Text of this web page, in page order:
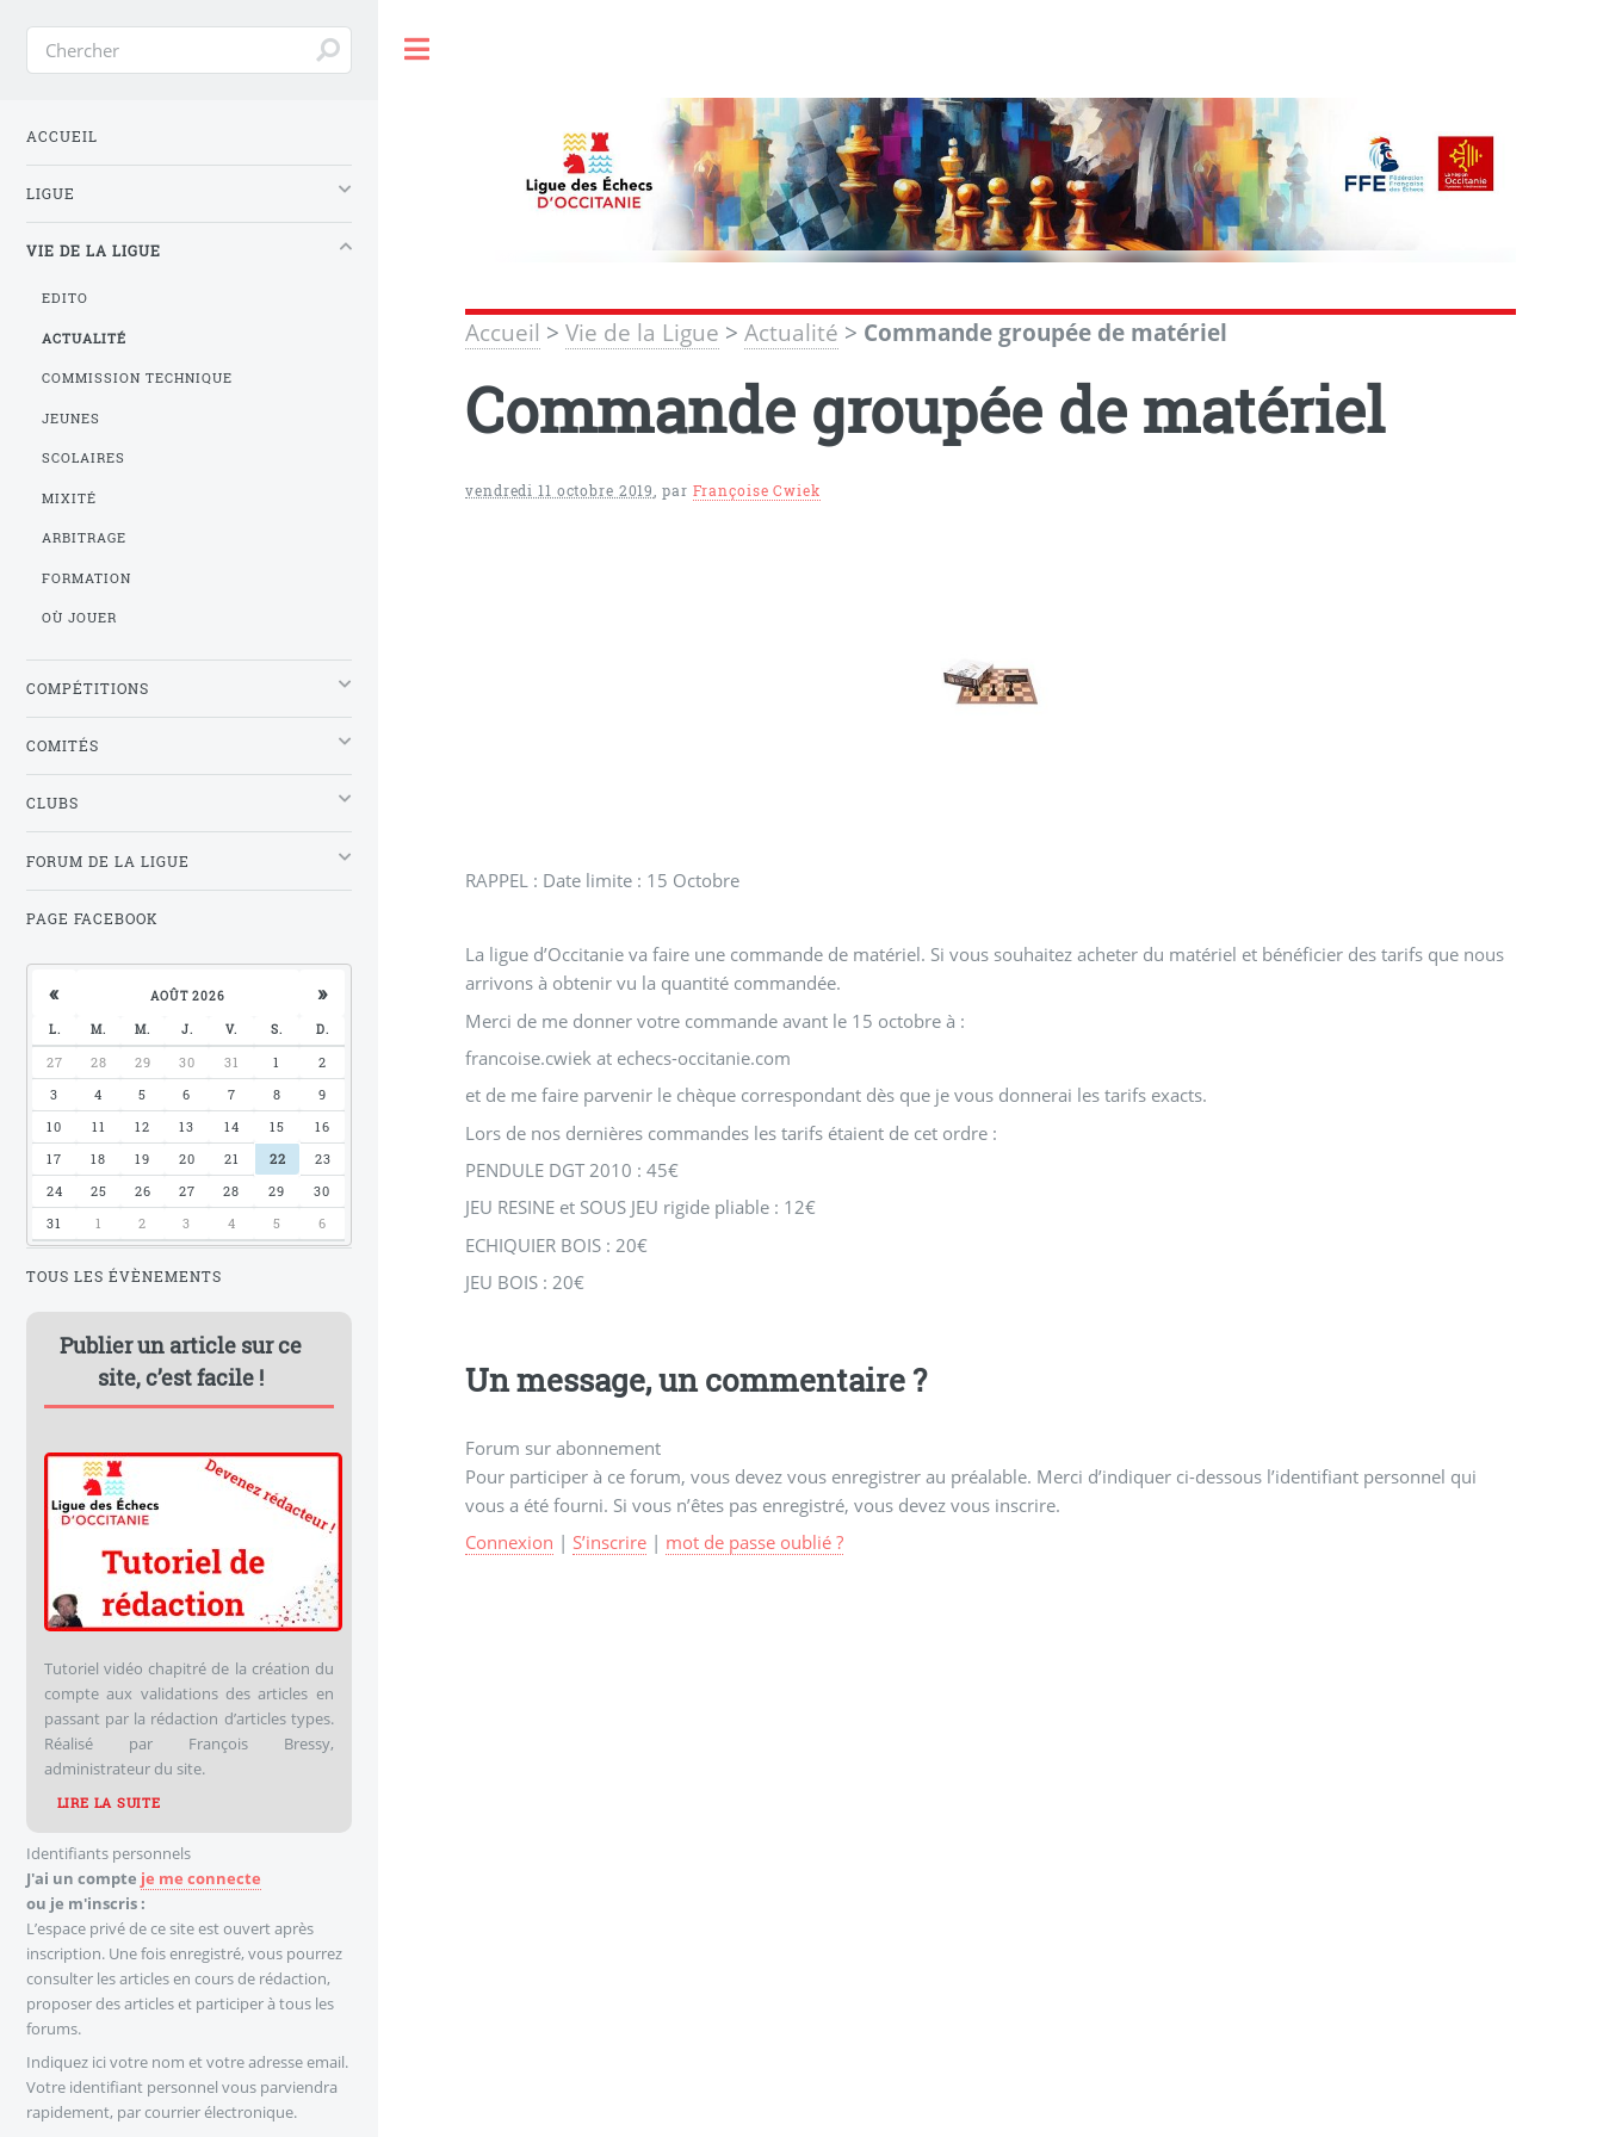
Accueil >Vie de la Ligue >Actualité > Commande groupée de matériel
Commande groupée de matériel
vendredi 11 octobre 2019 ,par Françoise Cwiek
RAPPEL : Date limite : 15 Octobre
La ligue d’Occitanie va faire une commande de matériel. Si vous souhaitez acheter du matériel et bénéficier des tarifs que nous
arrivons à obtenir vu la quantité commandée.
Merci de me donner votre commande avant le 15 octobre à :
francoise.cwiek at echecs-occitanie.com
et de me faire parvenir le chèque correspondant dès que je vous donnerai les tarifs exacts.
Lors de nos dernières commandes les tarifs étaient de cet ordre :
PENDULE DGT 2010 : 45€
JEU RESINE et SOUS JEU rigide pliable : 12€
ECHIQUIER BOIS : 20€
JEU BOIS : 20€
Un message, un commentaire ?
Forum sur abonnement
Pour participer à ce forum, vous devez vous enregistrer au préalable. Merci d’indiquer ci-dessous l’identifiant personnel qui
vous a été fourni. Si vous n’êtes pas enregistré, vous devez vous inscrire.
Connexion | S’inscrire | mot de passe oublié ?
ACCUEIL
LIGUE
VIE DE LA LIGUE
EDITO
ACTUALITÉ
COMMISSION TECHNIQUE
JEUNES
SCOLAIRES
MIXITÉ
ARBITRAGE
FORMATION
OÙ JOUER
COMPÉTITIONS
COMITÉS
CLUBS
FORUM DE LA LIGUE
PAGE FACEBOOK
« AOÛT 2026 »
L. M. M. J. V. S. D.
27 28 29 30 31 1
2
3
4 5 6 7 8
9
10
11 12 13 14 15
16
17
18 19 20 21 22
23
24
25 26 27 28 29
30
31
1 2 3 4 5 6
TOUS LES ÉVÈNEMENTS
Publier un article sur ce
site, c’est facile !
Tutoriel vidéo chapitré de la création du
compte aux validations des articles en
passant par la rédaction d’articles types.
Réalisé par François Bressy,
administrateur du site.
LIRE LA SUITE
J'ai un compte je me connecte
ou je m'inscris :
L’espace privé de ce site est ouvert après
inscription. Une fois enregistré, vous pourrez
consulter les articles en cours de rédaction,
proposer des articles et participer à tous les
forums.
Identifiants personnels
Indiquez ici votre nom et votre adresse email.
Votre identifiant personnel vous parviendra
rapidement, par courrier électronique.